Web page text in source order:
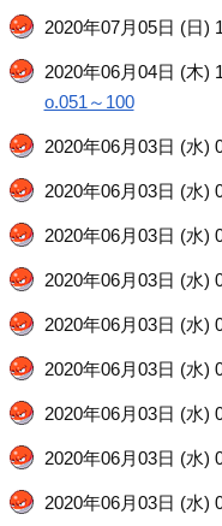
2020年07月05日 (日)
2020年06月04日 (木)
o.051～100
2020年06月03日 (水)
2020年06月03日 (水)
2020年06月03日 (水)
2020年06月03日 (水)
2020年06月03日 (水)
2020年06月03日 (水)
2020年06月03日 (水)
2020年06月03日 (水)
2020年06月03日 (水)